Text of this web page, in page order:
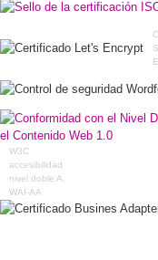
W3C
accesibilidad
nivel doble A,
WAI-AA